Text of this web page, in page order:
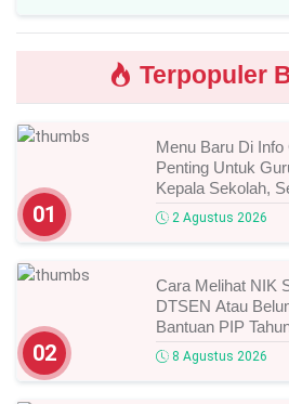
Terpopuler
01
Menu Baru Di
Penting Untuk
Kepala Sekolah,
Waktunya!
2 Agustus 2026
02
Cara Melihat NIK
DTSEN Atau
Bantuan PIP
Cek Dan Syarat
8 Agustus 2026